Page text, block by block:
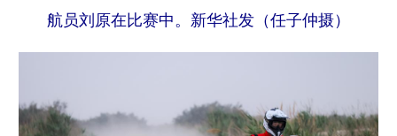
航员刘原在比赛中。 新华社发（任子仲摄）